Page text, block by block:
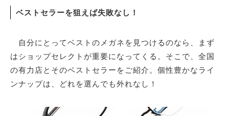
ベストセラーを狙えば失敗なし！
自分にとってベストのメガネを見つけるのなら、まず
はショップセレクトが重要になってくる。そこで、全国
の有力店とそのベストセラーをご紹介。個性豊かなライ
ンナップは、どれを選んでも外れなし！
COLUMN
ABOUT SITE
サイトマップ